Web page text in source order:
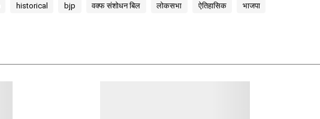
historical bjp वक्फ संशोधन बिल लोकसभा ऐतिहासिक भाजपा